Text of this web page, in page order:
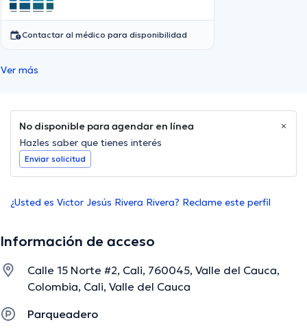
Contactar al médico para disponibilidad
Ver más
No disponible para agendar en línea
Hazles saber que tienes interés
Enviar solicitud
¿Usted es Victor Jesús Rivera Rivera? Reclame este perfil
Información de acceso
Calle 15 Norte #2, Cali, 760045, Valle del Cauca,
Colombia, Cali, Valle del Cauca
Parqueadero